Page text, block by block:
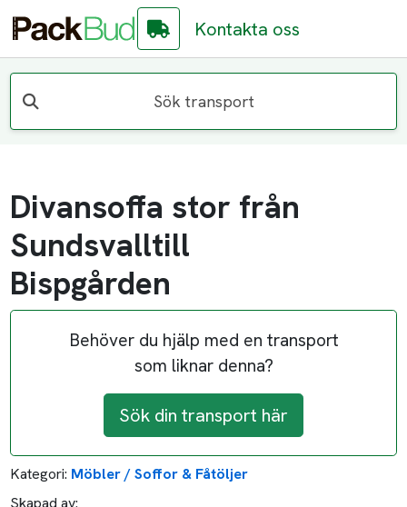
Kontakta oss
Sök transport
Divansoffa stor från
Sundsvalltill
Bispgården
Behöver du hjälp med en transport
som liknar denna?
Sök din transport här
Kategori: Möbler / Soffor & Fåtöljer
Skapad av: